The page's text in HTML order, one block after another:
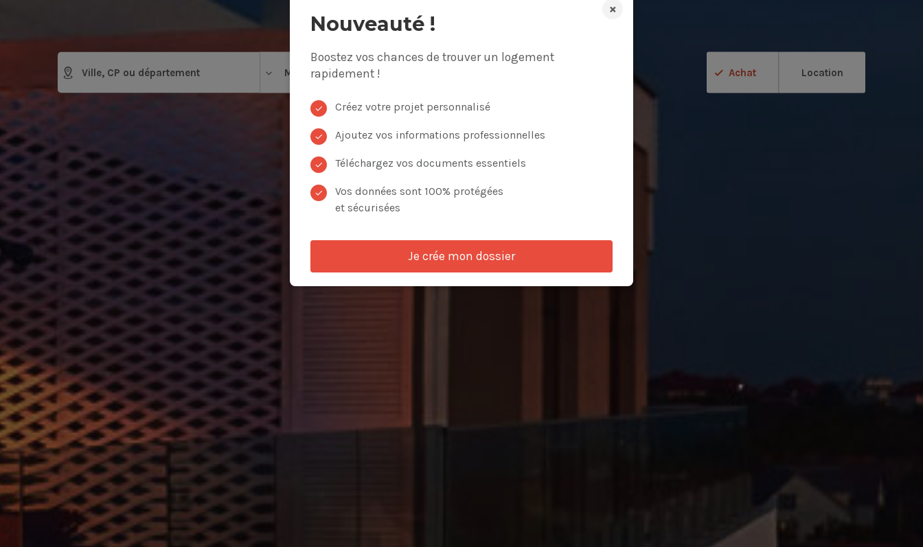
Maison, appartement Achat Location
×
Nouveauté !
Boostez vos chances de trouver un logement
rapidement !
✓ Créez votre projet personnalisé
✓ Ajoutez vos informations professionnelles
✓ Téléchargez vos documents essentiels
✓
Vos données sont 100% protégées
et sécurisées
Je crée mon dossier